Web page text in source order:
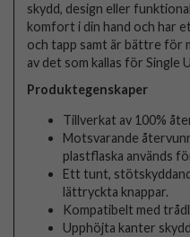
skydd, design eller
komfort i din hand och har
och tapp samt är bättre för
av det som kallas för Single
Produktegenskaper
Tillverkat av 100%
Motsvarande
plastflaska används
Ett tunt,
lättryckta knappar.
Kompatibelt med
Upphöjta kanter